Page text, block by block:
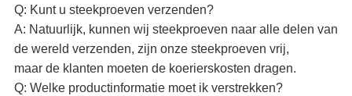
Q: Kunt u steekproeven verzenden?
A: Natuurlijk, kunnen wij steekproeven naar alle delen van
de wereld verzenden, zijn onze steekproeven vrij,
maar de klanten moeten de koerierskosten dragen.
Q: Welke productinformatie moet ik verstrekken?